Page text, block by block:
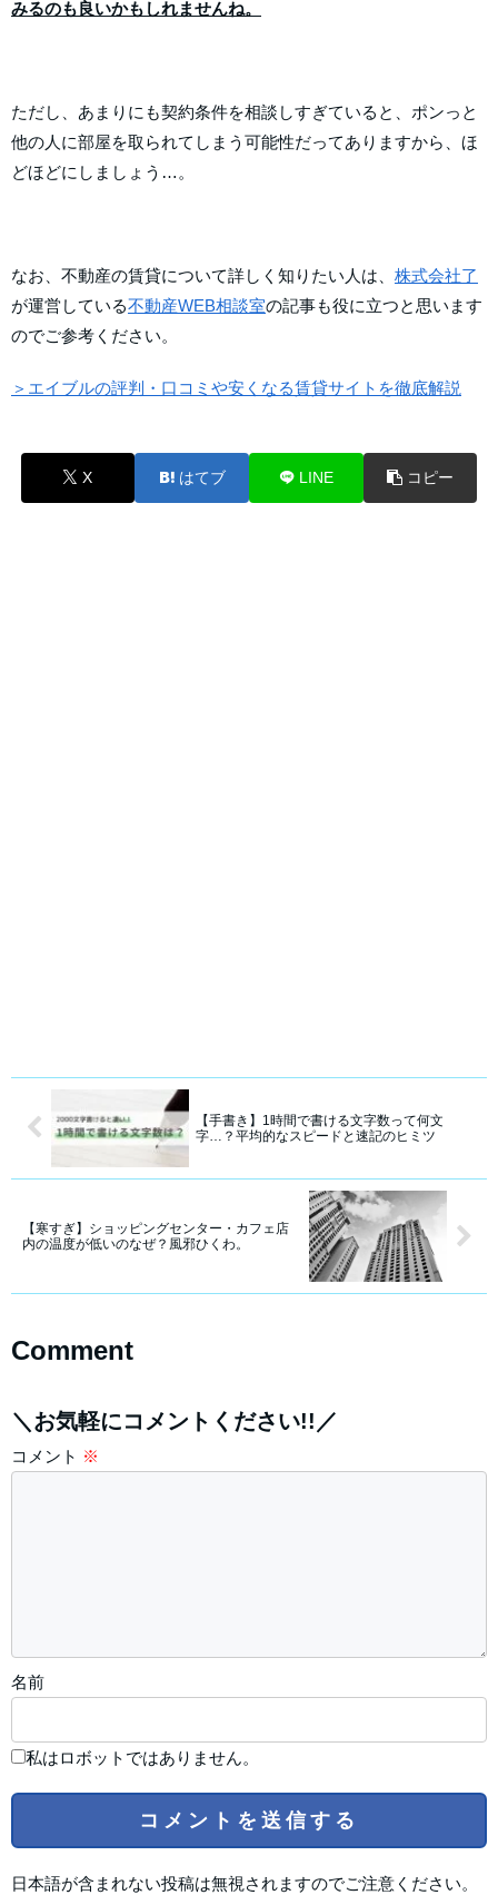
みるのも良いかもしれませんね。
ただし、あまりにも契約条件を相談しすぎていると、ポンっと
他の人に部屋を取られてしまう可能性だってありますから、ほ
どほどにしましょう…。
なお、不動産の賃貸について詳しく知りたい人は、 株式会社了
が運営している不動産WEB相談室の記事も役に立つと思います
のでご参考 ください。
＞エイブルの評判・口コミや安くなる賃貸サイトを徹底解説
X はてブ LINE コピー
【手書き】1時間で書ける文字数って何文
字…？平均的なスピードと速記のヒミツ
【寒すぎ】ショッピングセンター・カフェ店
内の温度が低いのなぜ？風邪ひくわ。
Comment
＼お気軽にコメントください!!／
コメント ※
名前
私はロボットではありません。
日本語が含まれない投稿は無視されますのでご注意ください。